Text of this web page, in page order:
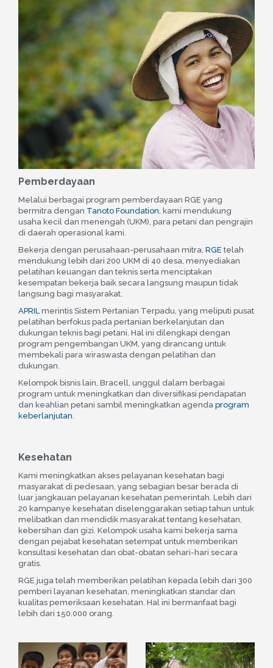
Pemberdayaan
Melalui berbagai program pemberdayaan RGE yang
bermitra dengan Tanoto Foundation , kami mendukung
usaha kecil dan menengah (UKM), para petani dan pengrajin
di daerah operasional kami.
Bekerja dengan perusahaan-perusahaan mitra, RGE telah
mendukung lebih dari 200 UKM di 40 desa, menyediakan
pelatihan keuangan dan teknis serta menciptakan
kesempatan bekerja baik secara langsung maupun tidak
langsung bagi masyarakat.
APRIL merintis Sistem Pertanian Terpadu, yang meliputi pusat
pelatihan berfokus pada pertanian berkelanjutan dan
dukungan teknis bagi petani. Hal ini dilengkapi dengan
program pengembangan UKM, yang dirancang untuk
membekali para wiraswasta dengan pelatihan dan
dukungan.
Kelompok bisnis lain, Bracell, unggul dalam berbagai
program untuk meningkatkan dan diversifikasi pendapatan
dan keahlian petani sambil meningkatkan agenda program
keberlanjutan
Kesehatan
Kami meningkatkan akses pelayanan kesehatan bagi
masyarakat di pedesaan, yang sebagian besar berada di
luar jangkauan pelayanan kesehatan pemerintah. Lebih dari
20 kampanye kesehatan diselenggarakan setiap tahun untuk
melibatkan dan mendidik masyarakat tentang kesehatan,
kebersihan dan gizi. Kelompok usaha kami bekerja sama
dengan pejabat kesehatan setempat untuk memberikan
konsultasi kesehatan dan obat-obatan sehari-hari secara
gratis.
RGE juga telah memberikan pelatihan kepada lebih dari 300
pemberi layanan kesehatan, meningkatkan standar dan
kualitas pemeriksaan kesehatan. Hal ini bermanfaat bagi
lebih dari 150.000 orang.